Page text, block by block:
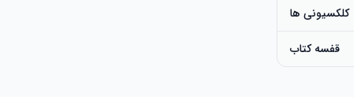
کلکسیونی ها
قفسه کتاب